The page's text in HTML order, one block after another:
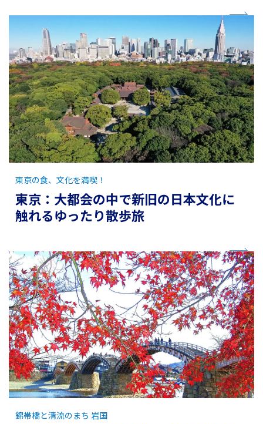
東京：大都会の中で新旧の日本文化に
触れるゆったり散歩旅
東京の食、文化を満喫！
錦帯橋と清流のまち 岩国